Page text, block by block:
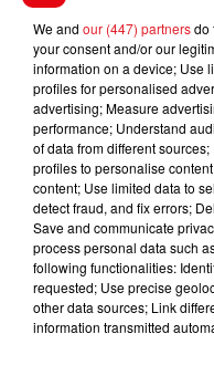
5.000 personnes sont
C’est gratuit et à partir
FIL D'ACTUS
We and our (447) partnersdo
your consent and/or our
information on a device; Use
profiles for personalised
advertising; Measure
performance; Understand
of data from different
profiles to personalise
content; Use limited data to
detect fraud, and fix errors;
Save and communicate
process personal data such
following functionalities:
requested; Use precise
other data sources; Link
information transmitted